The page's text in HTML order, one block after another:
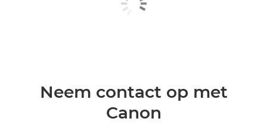
Neem contact op met
Canon